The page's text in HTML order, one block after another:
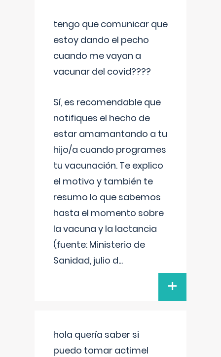
tengo que comunicar que
estoy dando el pecho
cuando me vayan a
vacunar del covid????
Sí, es recomendable que
notifiques el hecho de
estar amamantando a tu
hijo/a cuando programes
tu vacunación. Te explico
el motivo y también te
resumo lo que sabemos
hasta el momento sobre
la vacuna y la lactancia
(fuente: Ministerio de
Sanidad, julio d...
+
hola quería saber si
puedo tomar actimel